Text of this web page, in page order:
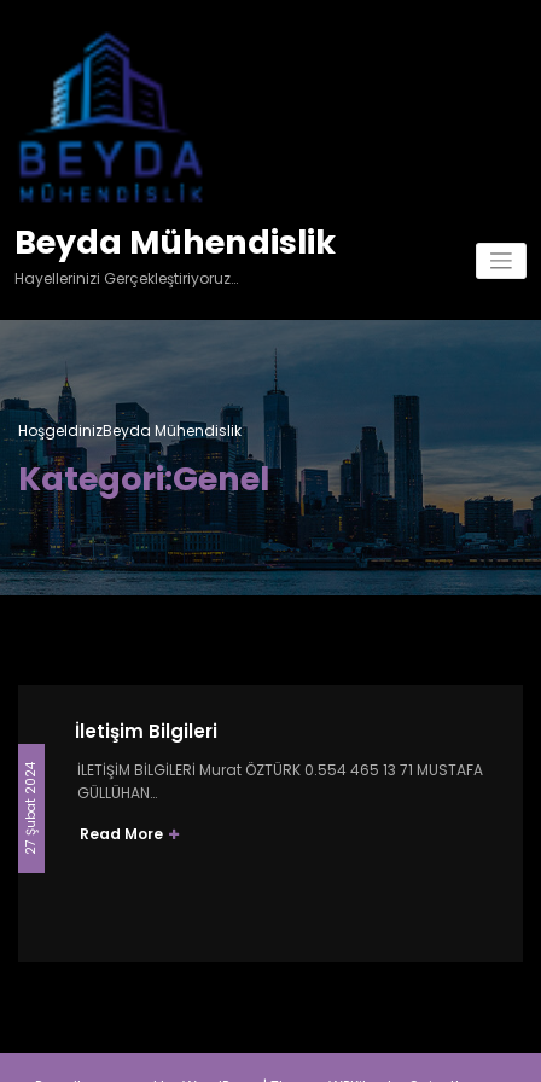
Beyda Mühendislik
Hayellerinizi Gerçekleştiriyoruz…
HoşgeldinizBeyda Mühendislik
Kategori:Genel
27 Şubat 2024
İletişim Bilgileri
İLETİŞİM BİLGİLERİ Murat ÖZTÜRK 0.554 465 13 71 MUSTAFA
GÜLLÜHAN…
Read More